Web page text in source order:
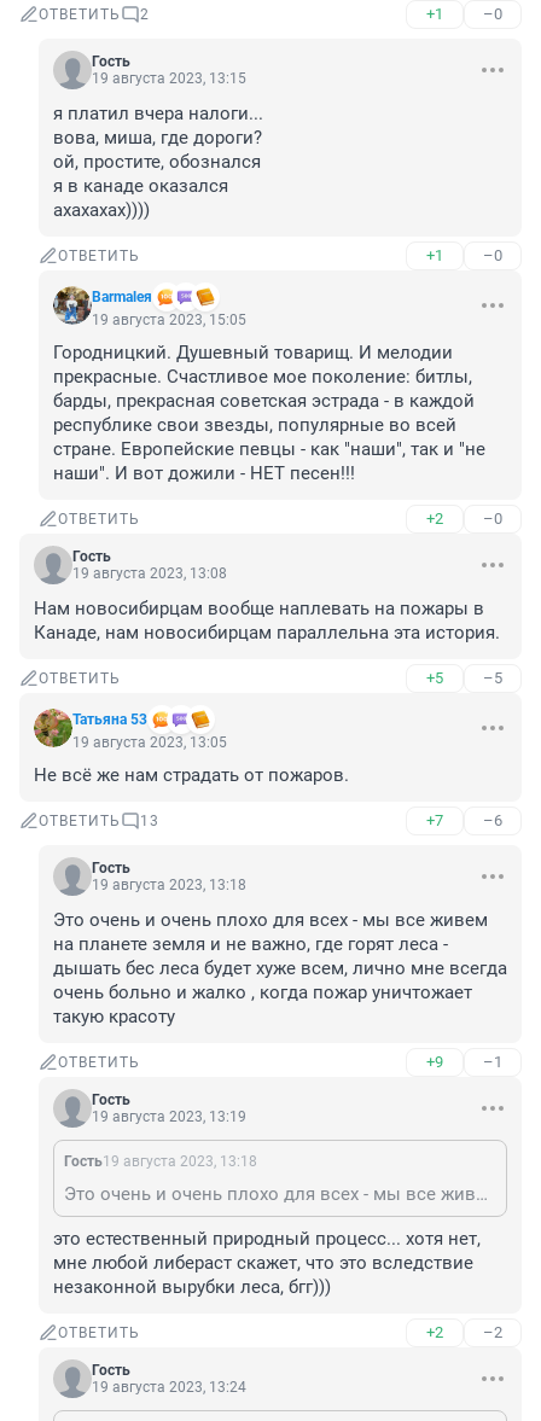
ОТВЕТИТЬ 2 +1 –0
Гость
19 августа 2023, 13:15
я платил вчера налоги...
вова, миша, где дороги?
ой, простите, обознался
я в канаде оказался
ахахахах))))
ОТВЕТИТЬ +1 –0
Barmaleя
19 августа 2023, 15:05
Городницкий. Душевный товарищ. И мелодии
прекрасные. Счастливое мое поколение: битлы,
барды, прекрасная советская эстрада - в каждой
республике свои звезды, популярные во всей
стране. Европейские певцы - как "наши", так и "не
наши". И вот дожили - НЕТ песен!!!
ОТВЕТИТЬ +2 –0
Гость
19 августа 2023, 13:08
Нам новосибирцам вообще наплевать на пожары в
Канаде, нам новосибирцам параллельна эта история.
ОТВЕТИТЬ +5 –5
Татьяна 53
19 августа 2023, 13:05
Не всё же нам страдать от пожаров.
ОТВЕТИТЬ 13 +7 –6
Гость
19 августа 2023, 13:18
Это очень и очень плохо для всех - мы все живем
на планете земля и не важно, где горят леса -
дышать бес леса будет хуже всем, лично мне всегда
очень больно и жалко , когда пожар уничтожает
такую красоту
ОТВЕТИТЬ +9 –1
Гость
19 августа 2023, 13:19
Гость19 августа 2023, 13:18
Это очень и очень плохо для всех - мы все живем на планете земля и не важно, где горят леса - дышать бес леса будет хуже всем, лично мне всегда очень больно и жалко , когда пожар уничтожает такую красоту
это естественный природный процесс... хотя нет,
мне любой либераст скажет, что это вследствие
незаконной вырубки леса, бгг)))
ОТВЕТИТЬ +2 –2
Гость
19 августа 2023, 13:24